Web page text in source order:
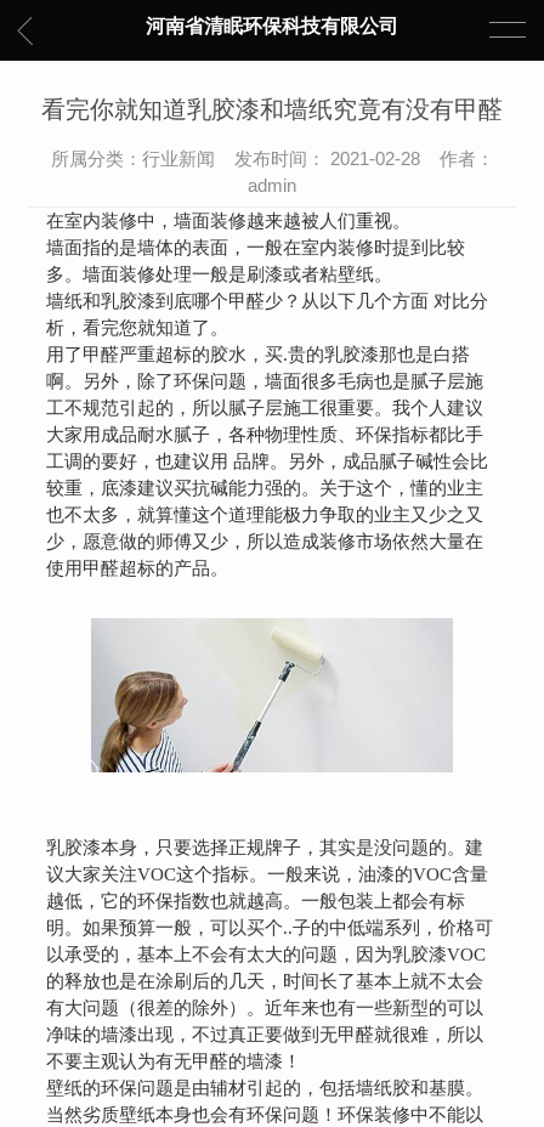
河南省清眠环保科技有限公司
看完你就知道乳胶漆和墙纸究竟有没有甲醛
所属分类：行业新闻 发布时间： 2021-02-28 作者：
admin
在室内装修中，墙面装修越来越被人们重视。
墙面指的是墙体的表面，一般在室内装修时提到比较
多。墙面装修处理一般是刷漆或者粘壁纸。
墙纸和乳胶漆到底哪个甲醛少？从以下几个方面 对比分
析，看完您就知道了。
用了甲醛严重超标的胶水，买.贵的乳胶漆那也是白搭
啊。另外，除了环保问题，墙面很多毛病也是腻子层施
工不规范引起的，所以腻子层施工很重要。我个人建议
大家用成品耐水腻子，各种物理性质、环保指标都比手
工调的要好，也建议用 品牌。另外，成品腻子碱性会比
较重，底漆建议买抗碱能力强的。关于这个，懂的业主
也不太多，就算懂这个道理能极力争取的业主又少之又
少，愿意做的师傅又少，所以造成装修市场依然大量在
使用甲醛超标的产品。
乳胶漆本身，只要选择正规牌子，其实是没问题的。建
议大家关注VOC这个指标。一般来说，油漆的VOC含量
越低，它的环保指数也就越高。一般包装上都会有标
明。如果预算一般，可以买个..子的中低端系列，价格可
以承受的，基本上不会有太大的问题，因为乳胶漆VOC
的释放也是在涂刷后的几天，时间长了基本上就不太会
有大问题（很差的除外）。近年来也有一些新型的可以
净味的墙漆出现，不过真正要做到无甲醛就很难，所以
不要主观认为有无甲醛的墙漆！
壁纸的环保问题是由辅材引起的，包括墙纸胶和基膜。
当然劣质壁纸本身也会有环保问题！环保装修中不能以